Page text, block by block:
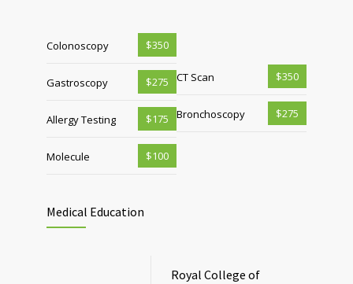
Colonoscopy $350
Gastroscopy $275
Allergy Testing $175
Molecule $100
CT Scan $350
Bronchoscopy $275
Medical Education
Royal College of